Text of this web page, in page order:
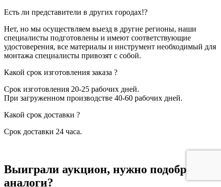
Есть ли представители в других городах!?
Нет, но мы осуществляем выезд в другие регионы, наши
специалисты подготовлены и имеют соответствующие
удостоверения, все материалы и инструмент необходимый для
монтажа специалисты привозят с собой.
Какой срок изготовления заказа ?
Срок изготовления 20-25 рабочих дней.
При загруженном производстве 40-60 рабочих дней.
Какой срок доставки ?
Срок доставки 24 часа.
Выиграли аукцион, нужно подобрать
аналоги?